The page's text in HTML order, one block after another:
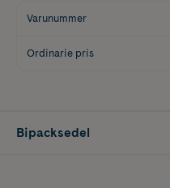
Varunummer
Ordinarie pris
Bipacksedel